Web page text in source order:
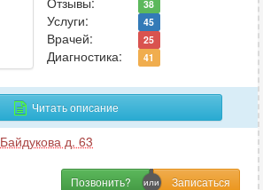
27
38
Услуги: 45
Врачей: 25
Диагностика: 41
Читать описание
Байдукова д. 63
Позвонить?